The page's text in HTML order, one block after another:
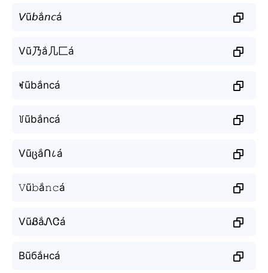
𝘝ũ𝘣ắ𝘯𝘤á
Vũ乃ắ几匚á
ꏝũbắncá
꒦ũbắncá
VũცắՈ८á
𝚅ũ𝚋ắ𝚗𝚌á
VũᏰắᏁᏣá
Вũбắнсá